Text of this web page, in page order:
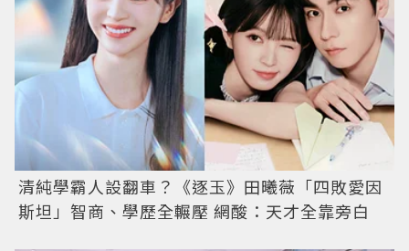
清純學霸人設翻車？《逐玉》田曦薇「四敗愛因
斯坦」智商、學歷全輾壓 網酸：天才全靠旁白